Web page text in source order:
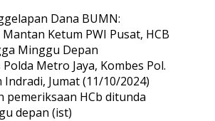
Metro Jaya, Kombes Pol.
Indradi, Jumat (11/10/2024)
pemeriksaan HCb ditunda
depan (ist)